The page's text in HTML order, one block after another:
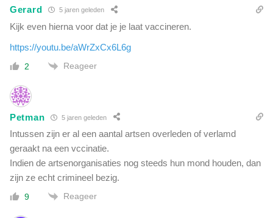
Gerard 5 jaren geleden
Kijk even hierna voor dat je je laat vaccineren.
https://youtu.be/aWrZxCx6L6g
2 Reageer
Petman 5 jaren geleden
Intussen zijn er al een aantal artsen overleden of verlamd
geraakt na een vccinatie.
Indien de artsenorganisaties nog steeds hun mond houden, dan
zijn ze echt crimineel bezig.
9 Reageer